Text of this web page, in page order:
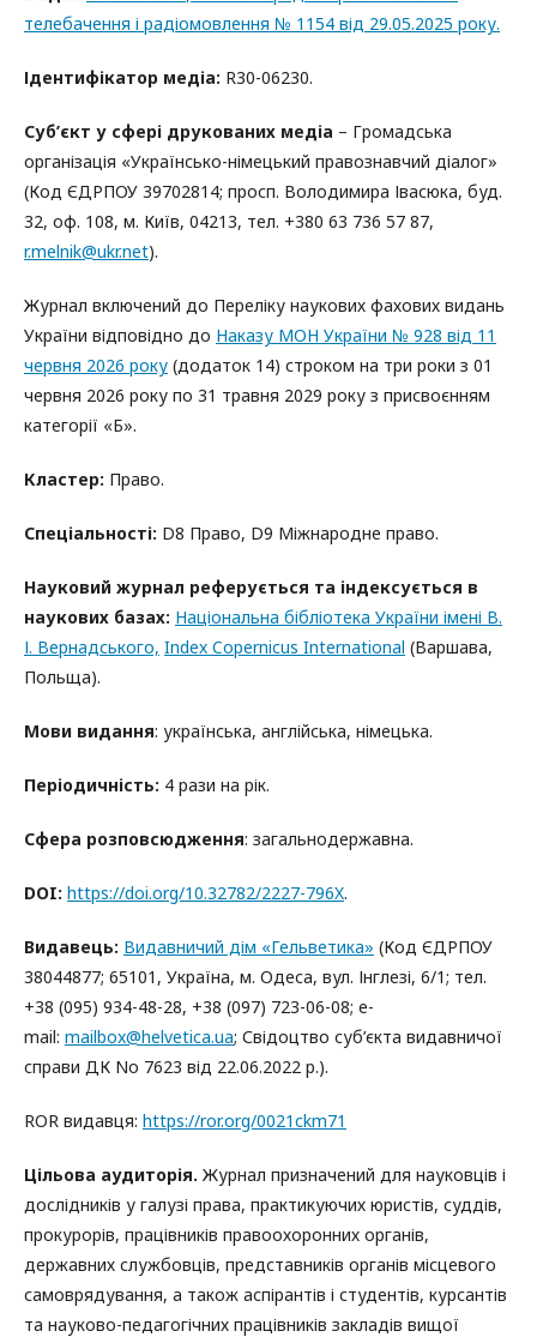
телебачення і радіомовлення № 1154 від 29.05.2025 року.
Ідентифікатор медіа: R30-06230.
Суб’єкт у сфері друкованих медіа – Громадська
організація «Українсько-німецький правознавчий діалог»
(Код ЄДРПОУ 39702814; просп. Володимира Івасюка, буд.
32, оф. 108, м. Київ, 04213, тел. +380 63 736 57 87,
r.melnik@ukr.net).
Журнал включений до Переліку наукових фахових видань
України відповідно до Наказу МОН України № 928 від 11
червня 2026 року (додаток 14) строком на три роки з 01
червня 2026 року по 31 травня 2029 року з присвоєнням
категорії «Б».
Кластер: Право.
Спеціальності: D8 Право, D9 Міжнародне право.
Науковий журнал реферується та індексується в
наукових базах: Національна бібліотека України імені В.
І. Вернадського, Index Copernicus International (Варшава,
Польща).
Мови видання: українська, англійська, німецька.
Періодичність: 4 рази на рік.
Сфера розповсюдження: загальнодержавна.
DOI: https://doi.org/10.32782/2227-796X.
Видавець: Видавничий дім «Гельветика» (Код ЄДРПОУ
38044877; 65101, Україна, м. Одеса, вул. Інглезі, 6/1; тел.
+38 (095) 934-48-28, +38 (097) 723-06-08; e-
mail: mailbox@helvetica.ua; Свідоцтво суб’єкта видавничої
справи ДК No 7623 від 22.06.2022 р.).
ROR видавця: https://ror.org/0021ckm71
Цільова аудиторія. Журнал призначений для науковців і
дослідників у галузі права, практикуючих юристів, суддів,
прокурорів, працівників правоохоронних органів,
державних службовців, представників органів місцевого
самоврядування, а також аспірантів і студентів, курсантів
та науково-педагогічних працівників закладів вищої